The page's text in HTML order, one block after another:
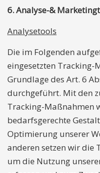
6. Analyse-&
Analysetools
Die im Folgenden
eingesetzten Tracking-
Grundlage des Art. 6
durchgeführt. Mit den
Tracking-Maßnahmen
bedarfsgerechte
Optimierung unserer
anderen setzen wir die
um die Nutzung